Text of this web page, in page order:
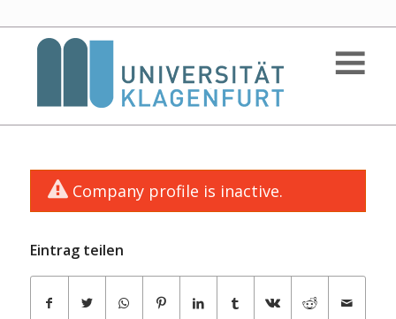
Company profile is inactive.
Eintrag teilen